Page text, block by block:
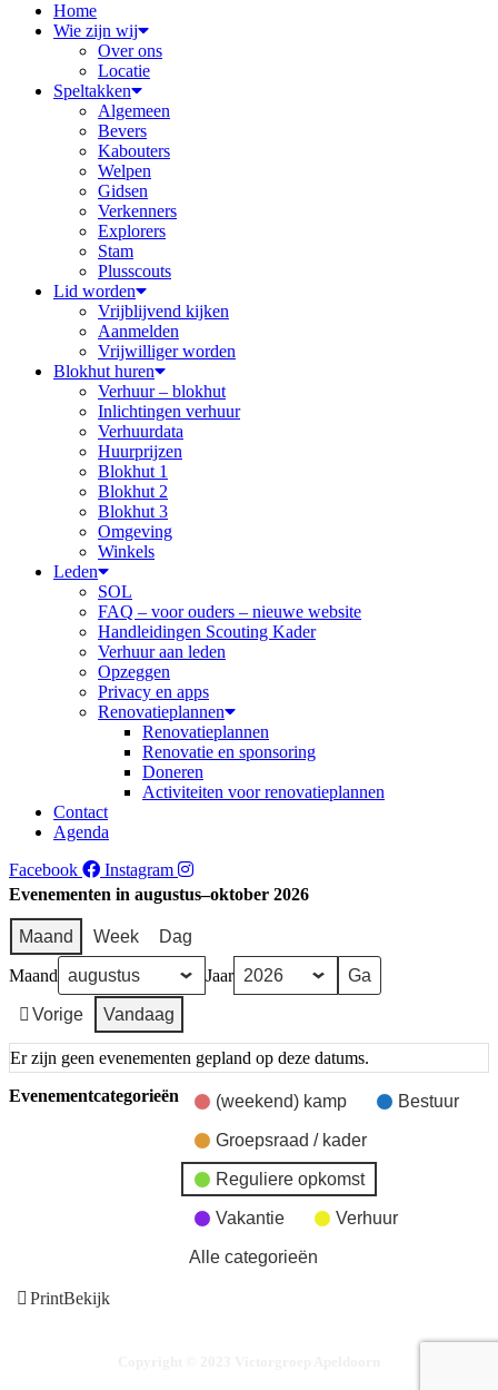
Home
Wie zijn wij
Over ons
Locatie
Speltakken
Algemeen
Bevers
Kabouters
Welpen
Gidsen
Verkenners
Explorers
Stam
Plusscouts
Lid worden
Vrijblijvend kijken
Aanmelden
Vrijwilliger worden
Blokhut huren
Verhuur – blokhut
Inlichtingen verhuur
Verhuurdata
Huurprijzen
Blokhut 1
Blokhut 2
Blokhut 3
Omgeving
Winkels
Leden
SOL
FAQ – voor ouders – nieuwe website
Handleidingen Scouting Kader
Verhuur aan leden
Opzeggen
Privacy en apps
Renovatieplannen
Renovatieplannen
Renovatie en sponsoring
Doneren
Activiteiten voor renovatieplannen
Contact
Agenda
Facebook
Instagram
Evenementen in augustus–oktober 2026
Maand Week Dag
Maand Jaar
Vorige Vandaag
Er zijn geen evenementen gepland op deze datums.
Evenementcategorieën
(weekend) kamp Bestuur
Groepsraad / kader
Reguliere opkomst
Vakantie Verhuur
Alle categorieën
PrintBekijk